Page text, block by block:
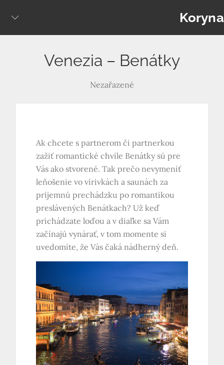
Koryna
Venezia – Benátky
Nezařazené
Ak chcete s partnerom či partnerkou
zažiť romantické chvíle Benátky sú pre
Vás ako stvorené. Tak prečo nevymeniť
leňošenie vo vírivkách a saunách za
príjemnú prechádzku po romantikou
preslávených Benátkach? Už keď
prichádzate loďou a v diaľke sa Vám
začínajú vynárať, v tom momente si
uvedomíte, že Vás čaká nádherný deň.